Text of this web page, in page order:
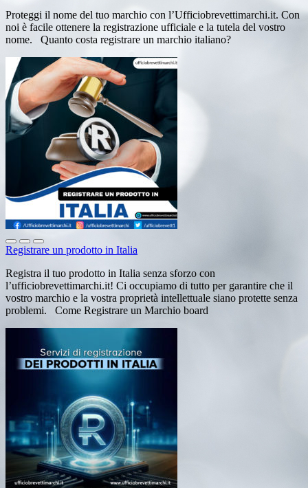
Proteggi il nome del tuo marchio con l’Ufficiobrevettimarchi.it. Con
noi è facile ottenere la registrazione ufficiale e la tutela del vostro
nome. Quanto costa registrare un marchio italiano?
Registrare un prodotto in Italia
Registra il tuo prodotto in Italia senza sforzo con
l’ufficiobrevettimarchi.it! Ci occupiamo di tutto per garantire che il
vostro marchio e la vostra proprietà intellettuale siano protette senza
problemi. Come Registrare un Marchio board